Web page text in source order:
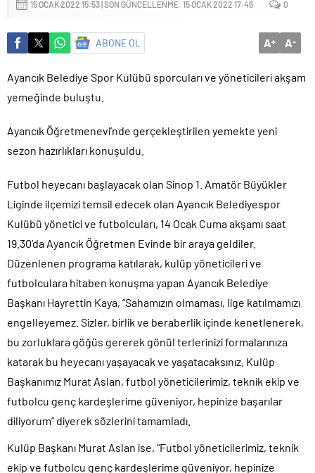
Sığacık’tan güçlü mesaj: “Deniz bizim, Sığacık hepimizin”
Maltepe’de çocuklar kitapların renkli dünyasında buluştu
15 OCAK 2022 15:53 | SON GÜNCELLENME: 15 OCAK 2022 17:46 0
ABONE OL A+ A-
Ayancık Belediye Spor Kulübü sporcuları ve yöneticileri akşam
yemeğinde buluştu.
Ayancık Öğretmenevi’nde gerçekleştirilen yemekte yeni
sezon hazırlıkları konuşuldu.
Futbol heyecanı başlayacak olan Sinop 1. Amatör Büyükler
Liginde ilçemizi temsil edecek olan Ayancık Belediyespor
Kulübü yönetici ve futbolcuları, 14 Ocak Cuma akşamı saat
19.30’da Ayancık Öğretmen Evinde bir araya geldiler.
Düzenlenen programa katılarak, kulüp yöneticileri ve
futbolculara hitaben konuşma yapan Ayancık Belediye
Başkanı Hayrettin Kaya, “Sahamızın olmaması, lige katılmamızı
engelleyemez. Sizler, birlik ve beraberlik içinde kenetlenerek,
bu zorluklara göğüs gererek gönül terlerinizi formalarınıza
katarak bu heyecanı yaşayacak ve yaşatacaksınız. Kulüp
Başkanımız Murat Aslan, futbol yöneticilerimiz, teknik ekip ve
futbolcu genç kardeşlerime güveniyor, hepinize başarılar
diliyorum” diyerek sözlerini tamamladı.
Kulüp Başkanı Murat Aslan ise, “Futbol yöneticilerimiz, teknik
ekip ve futbolcu genç kardeşlerime güveniyor, hepinize